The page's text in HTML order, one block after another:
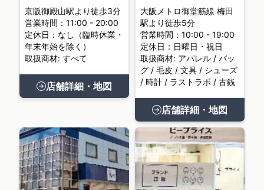
京阪御殿山駅より徒歩3分
営業時間：11:00 - 20:00
定休日：なし（臨時休業・
年末年始を除く）
取扱商材: すべて
店舗詳細・地図
大阪メトロ御堂筋線 梅田
駅より徒歩5分
営業時間：10:00 - 19:00
定休日：日曜日・祝日
取扱商材: アパレル / バッ
グ / 毛皮 / 文具 / シューズ
/ 時計 / ラストラボ / 古銭
店舗詳細・地図